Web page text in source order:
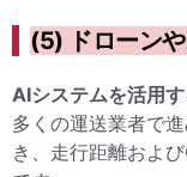
(5) ドローン
AIシステムを活用
多くの運送業者で
き、走行距離およ